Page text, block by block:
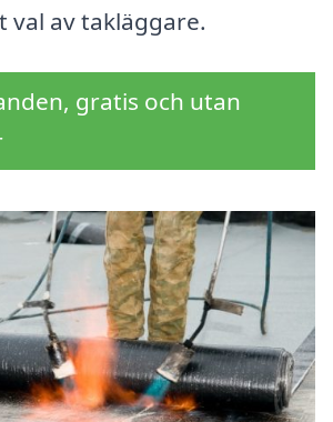
val av takläggare.
gratis och utan